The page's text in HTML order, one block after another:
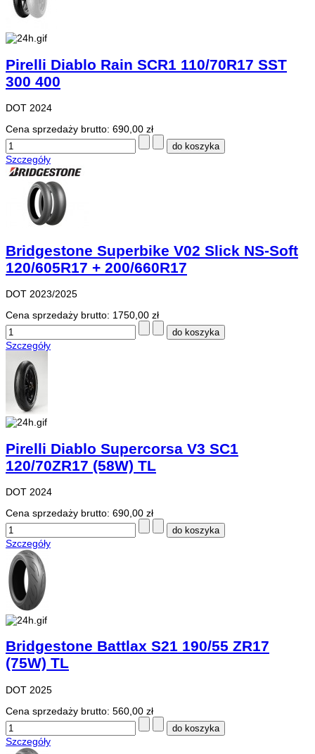
Pirelli Diablo Rain SCR1 110/70R17 SST
300 400
DOT 2024
Cena sprzedaży brutto: 690,00 zł
Szczegóły
Bridgestone Superbike V02 Slick NS-Soft
120/605R17 + 200/660R17
DOT 2023/2025
Cena sprzedaży brutto: 1750,00 zł
Szczegóły
Pirelli Diablo Supercorsa V3 SC1
120/70ZR17 (58W) TL
DOT 2024
Cena sprzedaży brutto: 690,00 zł
Szczegóły
Bridgestone Battlax S21 190/55 ZR17
(75W) TL
DOT 2025
Cena sprzedaży brutto: 560,00 zł
Szczegóły